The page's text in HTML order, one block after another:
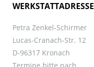
WERKSTATTADRESSE
Petra Zenkel-Schirmer
Lucas-Cranach-Str. 12
D-96317 Kronach